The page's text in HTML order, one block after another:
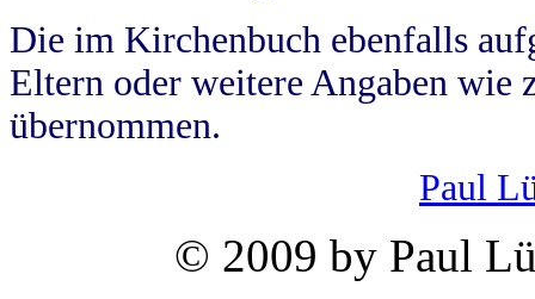
Die im Kirchenbuch ebenfalls
Eltern oder weitere Angaben wie
übernommen.
Paul
© 2009 by Paul